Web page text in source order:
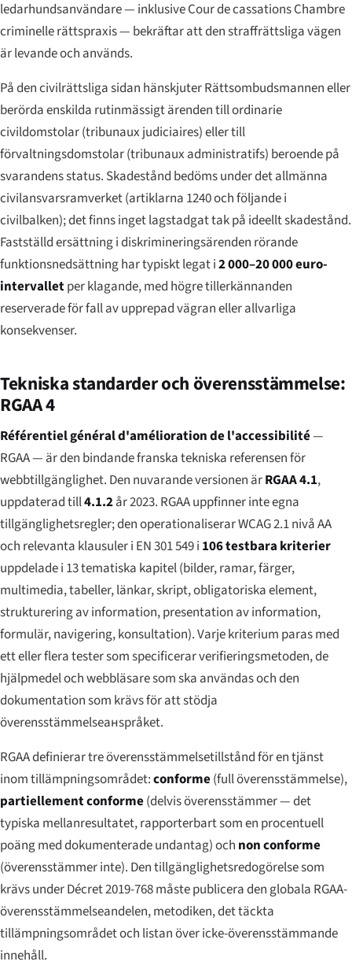
ledarhundsanvändare — inklusive Cour de cassationsChambre
criminellerättspraxis — bekräftar att den straffrättsliga vägen
är levande och används.
På den civilrättsliga sidan hänskjuter Rättsombudsmannen eller
berörda enskilda rutinmässigt ärenden till ordinarie
civildomstolar (tribunaux judiciaires) eller till
förvaltningsdomstolar (tribunaux administratifs) beroende på
svarandens status. Skadestånd bedöms under det allmänna
civilansvarsramverket (artiklarna 1240 och följande i
civilbalken); det finns inget lagstadgat tak på ideellt skadestånd.
Fastställd ersättning i diskrimineringsärenden rörande
funktionsnedsättning har typiskt legat i2 000–20 000 euro-
intervalletper klagande, med högre tillerkännanden
reserverade för fall av upprepad vägran eller allvarliga
konsekvenser.
Tekniska standarder och överensstämmelse:
RGAA 4
Référentiel général d'amélioration de l'accessibilité—
RGAA — är den bindande franska tekniska referensen för
webbtillgänglighet. Den nuvarande versionen ärRGAA 4.1,
uppdaterad till4.1.2år 2023. RGAA uppfinner inte egna
tillgänglighetsregler; den operationaliserar WCAG 2.1 nivå AA
och relevanta klausuler i EN 301 549 i 106 testbara kriterier
uppdelade i 13 tematiska kapitel (bilder, ramar, färger,
multimedia, tabeller, länkar, skript, obligatoriska element,
strukturering av information, presentation av information,
formulär, navigering, konsultation). Varje kriterium paras med
ett eller fleratestersom specificerar verifieringsmetoden, de
hjälpmedel och webbläsare som ska användas och den
dokumentation som krävs för att stödja
överensstämmelseанspråket.
RGAA definierar tre överensstämmelsetillstånd för en tjänst
inom tillämpningsområdet:conforme(full överensstämmelse),
partiellement conforme(delvis överensstämmer — det
typiska mellanresultatet, rapporterbart som en procentuell
poäng med dokumenterade undantag) och non conforme
(överensstämmer inte). Den tillgänglighetsredogörelse som
krävs under Décret 2019-768 måste publicera den globala RGAA-
överensstämmelseandelen, metodiken, det täckta
tillämpningsområdet och listan över icke-överensstämmande
innehåll.